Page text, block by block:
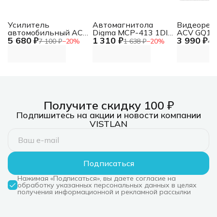
5 680 ₽7 100 ₽−20%
Усилитель
автомобильный ACV
LX-4.80
1 310 ₽1 638 ₽−20%
Автомагнитола
Digma MCP-413 1DIN
4x45Вт v5.0 USB 2.0
3 990 ₽4
ACV
2Mpix
Получите скидку 100 ₽
Подпишитесь на акции и новости компании
VISTLAN
Подписаться
Нажимая «Подписаться», вы даете согласие на
обработку указанных персональных данных в целях
получения информационной и рекламной рассылки